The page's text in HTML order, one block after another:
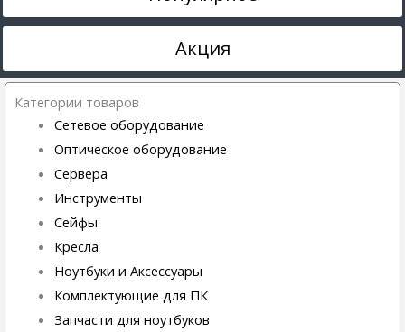
Акция
Категории товаров
Сетевое оборудование
Оптическое оборудование
Сервера
Инструменты
Сейфы
Кресла
Ноутбуки и Аксессуары
Комплектующие для ПК
Запчасти для ноутбуков